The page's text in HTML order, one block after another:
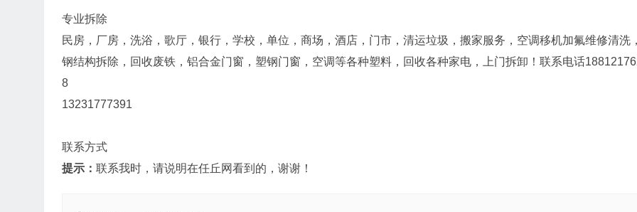
专业拆除
民房，厂房，洗浴，歌厅，银行，学校，单位，商场，酒店，门市，清运垃圾，搬家服务，空调移机加氟维修清洗，
钢结构拆除，回收废铁，铝合金门窗，塑钢门窗，空调等各种塑料，回收各种家电，上门拆卸！联系电话
8
13231777391
联系方式
提示： 联系我时，请说明在任丘网看到的，谢谢！